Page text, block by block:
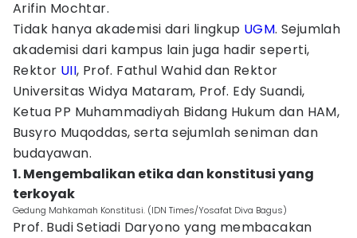
Arifin Mochtar.
Tidak hanya akademisi dari lingkup UGM. Sejumlah
akademisi dari kampus lain juga hadir seperti,
Rektor UII, Prof. Fathul Wahid dan Rektor
Universitas Widya Mataram, Prof. Edy Suandi,
Ketua PP Muhammadiyah Bidang Hukum dan HAM,
Busyro Muqoddas, serta sejumlah seniman dan
budayawan.
1. Mengembalikan etika dan konstitusi yang
terkoyak
Gedung Mahkamah Konstitusi. (IDN Times/Yosafat Diva Bagus)
Prof. Budi Setiadi Daryono yang membacakan